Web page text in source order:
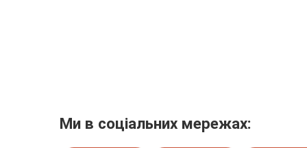
Ми в соціальних мережах: